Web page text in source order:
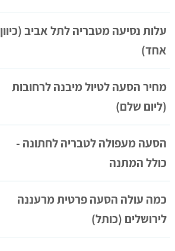
עלות נסיעה מטבריה לתל אביב (כיוון
אחד)
מחיר הסעה לטיול מיבנה לרחובות
(ליום שלם)
הסעה מעפולה לטבריה לחתונה -
כולל המתנה
כמה עולה הסעה פרטית מרעננה
לירושלים (כותל)